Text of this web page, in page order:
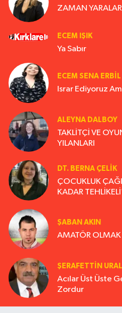
ZAMAN
ECEM IŞIK
Ya Sabır
ECEM SENA ERBIL
Israr Ediyoruz
ALEYNA DALBOY
TAKLİTÇİ VE
YILANLARI
DT. BERNA ÇELIK
ÇOCUKLUK
KADAR
ŞABAN AKIN
AMATÖR OLMAK
ŞERAFETTIN URAL
Acılar Üst Üste
Zordur